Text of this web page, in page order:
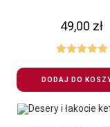
49,00 zł
5.00na 5
DODAJ DO